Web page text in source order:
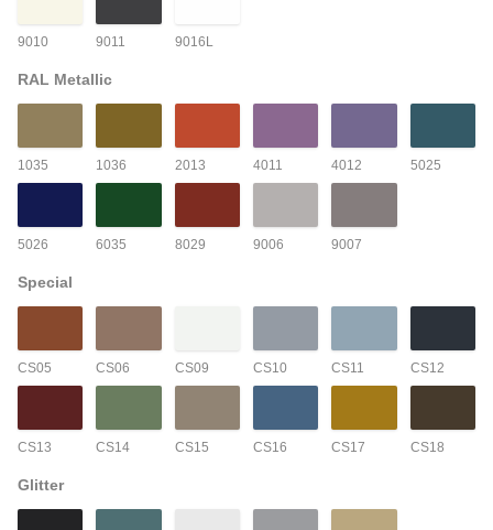
9010 9011 9016L
RAL Metallic
1035 1036 2013 4011 4012 5025
5026 6035 8029 9006 9007
Special
CS05 CS06 CS09 CS10 CS11 CS12
CS13 CS14 CS15 CS16 CS17 CS18
Glitter